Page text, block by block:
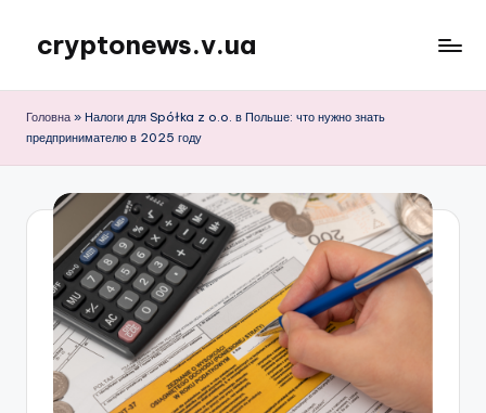
Перейти
вмісту
cryptonews.v.ua
криптовалют,
прогнози
гайди.
Головна » Налоги для Spółka z o.o. в Польше: что нужно знать
предпринимателю в 2025 году